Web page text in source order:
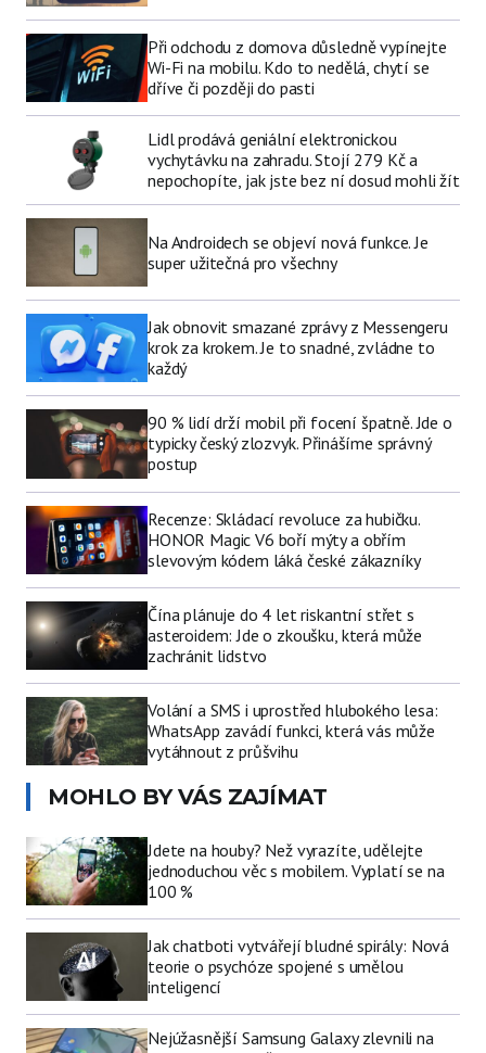
Při odchodu z domova důsledně vypínejte
Wi-Fi na mobilu. Kdo to nedělá, chytí se
dříve či později do pasti
Lidl prodává geniální elektronickou
vychytávku na zahradu. Stojí 279 Kč a
nepochopíte, jak jste bez ní dosud mohli žít
Na Androidech se objeví nová funkce. Je
super užitečná pro všechny
Jak obnovit smazané zprávy z Messengeru
krok za krokem. Je to snadné, zvládne to
každý
90 % lidí drží mobil při focení špatně. Jde o
typicky český zlozvyk. Přinášíme správný
postup
Recenze: Skládací revoluce za hubičku.
HONOR Magic V6 boří mýty a obřím
slevovým kódem láká české zákazníky
Čína plánuje do 4 let riskantní střet s
asteroidem: Jde o zkoušku, která může
zachránit lidstvo
Volání a SMS i uprostřed hlubokého lesa:
WhatsApp zavádí funkci, která vás může
vytáhnout z průšvihu
MOHLO BY VÁS ZAJÍMAT
Jdete na houby? Než vyrazíte, udělejte
jednoduchou věc s mobilem. Vyplatí se na
100 %
Jak chatboti vytvářejí bludné spirály: Nová
teorie o psychóze spojené s umělou
inteligencí
Nejúžasnější Samsung Galaxy zlevnili na